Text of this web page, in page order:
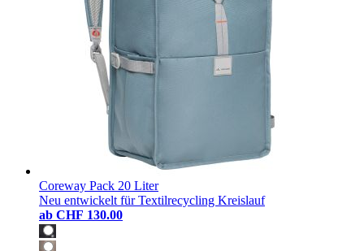
Coreway Pack 20 Liter
Neu entwickelt für Textilrecycling Kreislauf
ab CHF 130.00